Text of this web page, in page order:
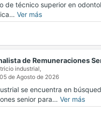
de técnico superior en
Ver más
de Remuneraciones
industrial,
05 de Agosto de 2026
se encuentra en
senior para… Ver más